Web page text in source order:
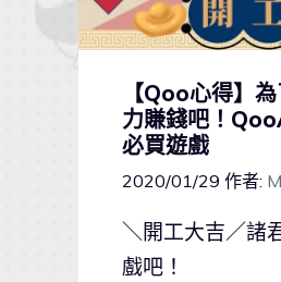
【Qoo心得】
力賺錢吧！
必買遊戲
2020/01/29 作者:
＼開工大吉／諸
戲吧！